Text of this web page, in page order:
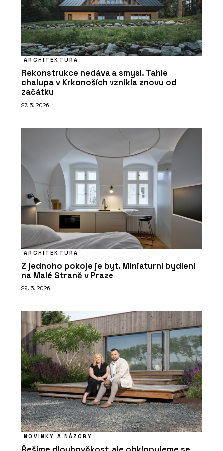
ARCHITEKTURA
Rekonstrukce nedávala smysl. Tahle
chalupa v Krkonoších vznikla znovu od
začátku
27. 5. 2026
ARCHITEKTURA
Z jednoho pokoje je byt. Miniaturní bydlení
na Malé Straně v Praze
29. 5. 2026
NOVINKY A NÁZORY